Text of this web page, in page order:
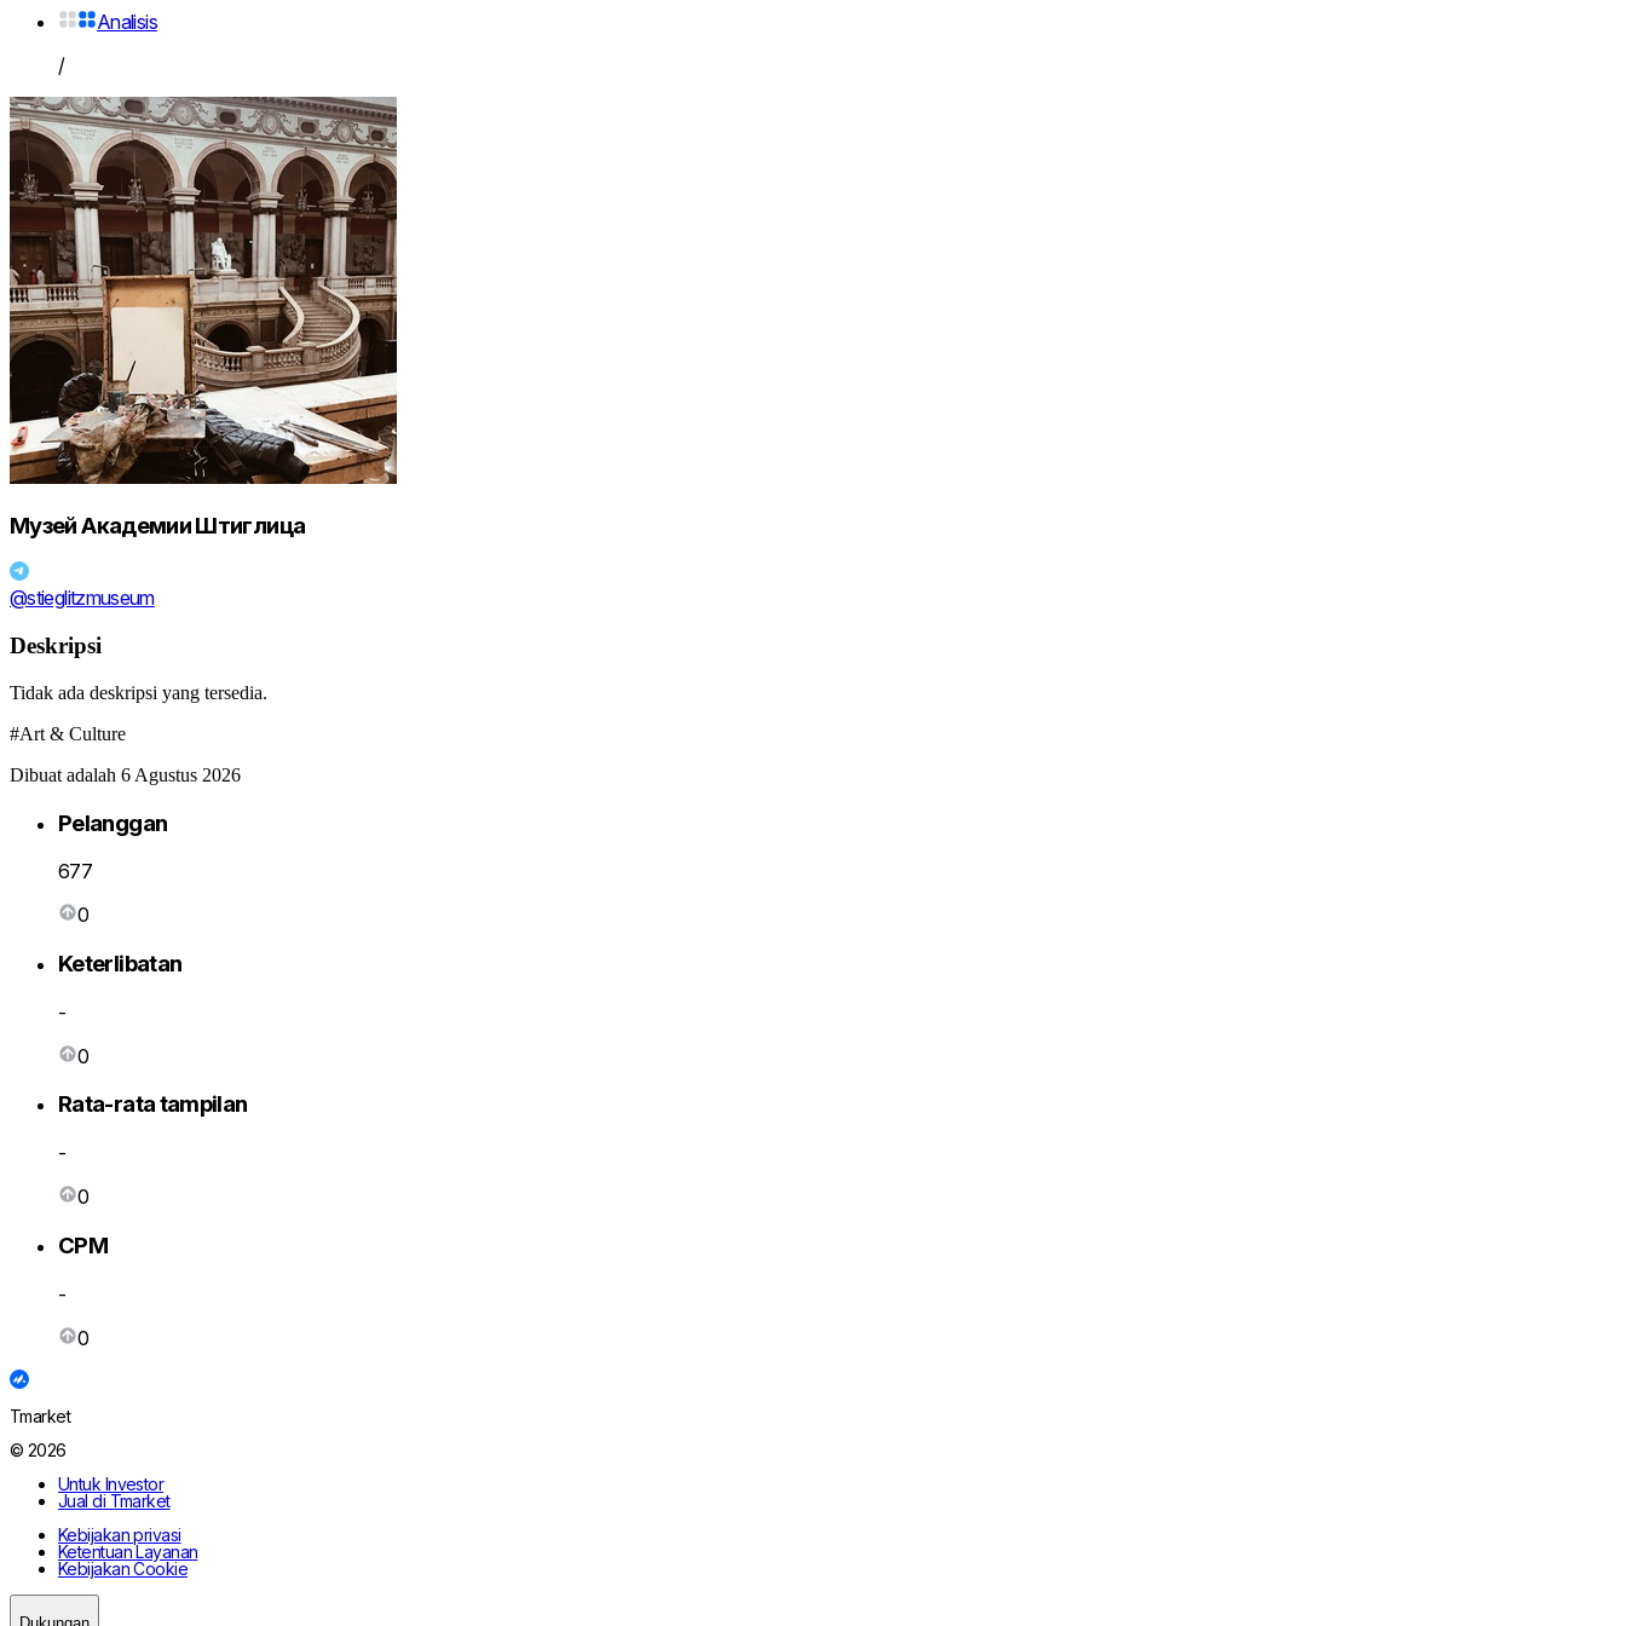
Analisis
/
Музей Академии Штиглица
@stieglitzmuseum
Deskripsi
Tidak ada deskripsi yang tersedia.
#Art & Culture
Dibuat adalah 6 Agustus 2026
Pelanggan
677
0
Keterlibatan
-
0
Rata-rata tampilan
-
0
CPM
-
0
Tmarket
© 2026
Untuk Investor
Jual di Tmarket
Kebijakan privasi
Ketentuan Layanan
Kebijakan Cookie